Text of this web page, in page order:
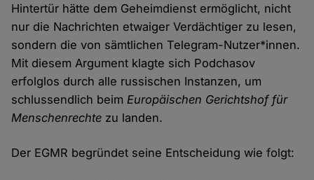
Hintertür hätte dem Geheimdienst ermöglicht, nicht
nur die Nachrichten etwaiger Verdächtiger zu lesen,
sondern die von sämtlichen Telegram-Nutzer*innen.
Mit diesem Argument klagte sich Podchasov
erfolglos durch alle russischen Instanzen, um
schlussendlich beimEuropäischen Gerichtshof für
Menschenrechte zu landen.
Der EGMR begründet seine Entscheidung wie folgt: